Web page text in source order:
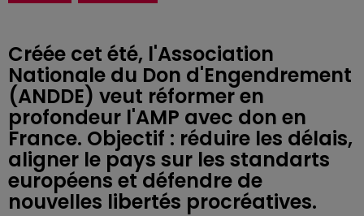
Créée cet été, l'Association
Nationale du Don d'Engendrement
(ANDDE) veut réformer en
profondeur l'AMP avec don en
France. Objectif : réduire les délais,
aligner le pays sur les standarts
européens et défendre de
nouvelles libertés procréatives.